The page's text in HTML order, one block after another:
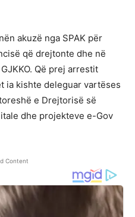
akuzë nga SPAK për
që drejtonte dhe në
Që prej arrestit
ia kishte deleguar vartëses
e Drejtorisë së
dhe projekteve e-Gov
Content